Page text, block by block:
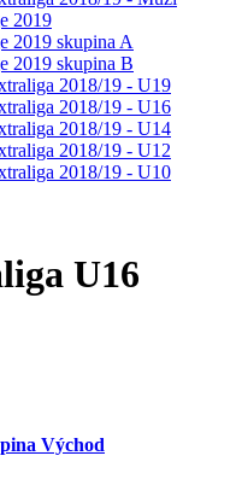
2019
2019 skupina A
2019 skupina B
2018/19 - U19
2018/19 - U16
2018/19 - U14
2018/19 - U12
2018/19 - U10
U16
Východ